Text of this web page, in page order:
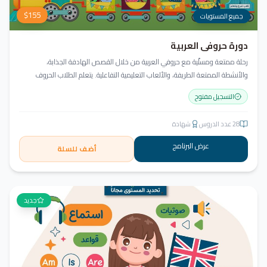
جميع المستويات $155
دورة حروفي العربية
رحلة ممتعة ومسلّية مع حروفي العربية من خلال القصص الهادفة الجذابة،
والأنشطة الممتعة الطريفة، والألعاب التعليمية التفاعلية. يتعلم الطلاب الحروف
وأشكالها، التعرف على نمط الكتابة من اليمين إلى اليسار، قراءة كلمات ثلاثية مع
الفتحة، وإثراء الحصيلة اللغوية.
التسجيل مفتوح
28عدد الدروس شهادة
عرض البرنامج أضف للسلة
جديد